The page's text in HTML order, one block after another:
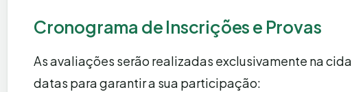
Cronograma de Inscrições e Provas
As avaliações serão realizadas exclusivamente na
datas para garantir a sua participação: